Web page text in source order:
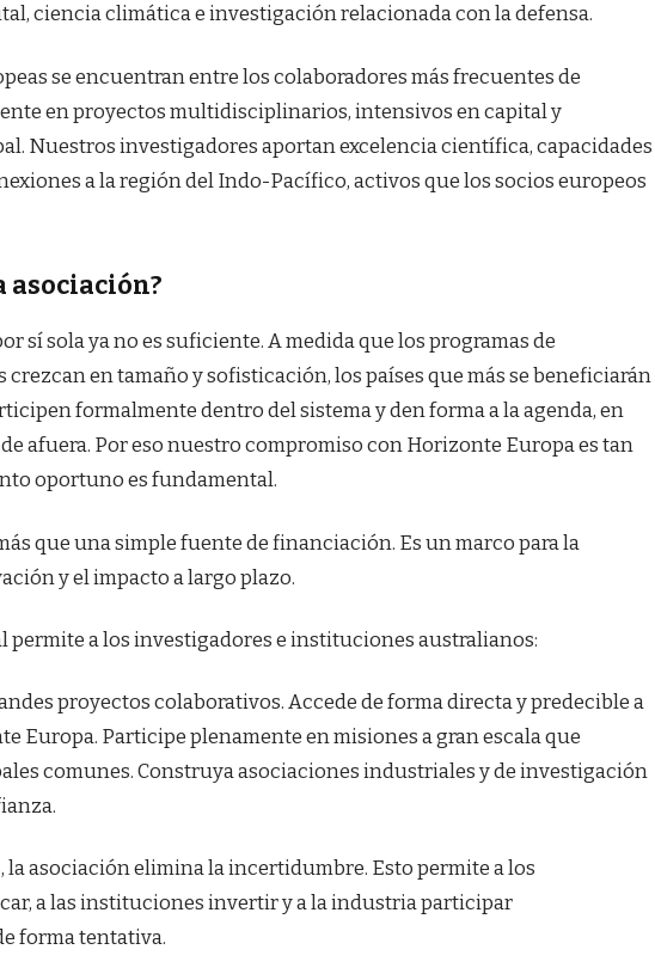
ciencia climática e investigación relacionada con la defensa.
se encuentran entre los colaboradores más frecuentes de
en proyectos multidisciplinarios, intensivos en capital y
Nuestros investigadores aportan excelencia científica, capacidades
a la región del Indo-Pacífico, activos que los socios europeos
asociación?
sí sola ya no es suficiente. A medida que los programas de
en tamaño y sofisticación, los países que más se beneficiarán
formalmente dentro del sistema y den forma a la agenda, en
afuera. Por eso nuestro compromiso con Horizonte Europa es tan
oportuno es fundamental.
que una simple fuente de financiación. Es un marco para la
y el impacto a largo plazo.
permite a los investigadores e instituciones australianos:
proyectos colaborativos. Accede de forma directa y predecible a
Europa. Participe plenamente en misiones a gran escala que
comunes. Construya asociaciones industriales y de investigación
la asociación elimina la incertidumbre. Esto permite a los
a las instituciones invertir y a la industria participar
forma tentativa.